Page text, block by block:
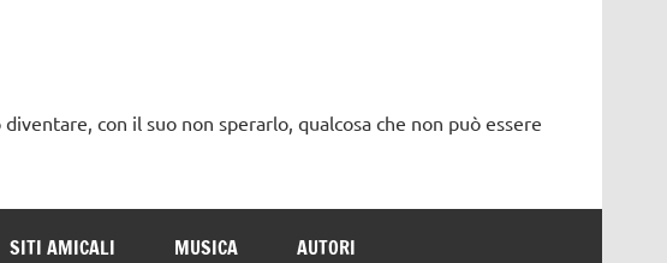
con il suo non sperarlo, qualcosa che non può essere
SITI AMICALI MUSICA AUTORI